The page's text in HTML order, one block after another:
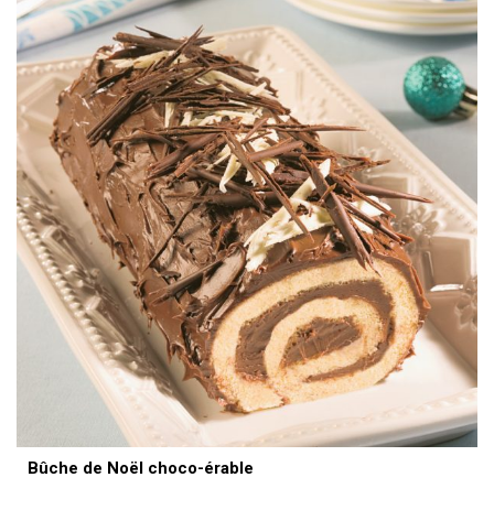
Bûche de Noël choco-érable